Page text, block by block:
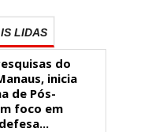
LIDAS
do
inicia
de Pós-
foco em